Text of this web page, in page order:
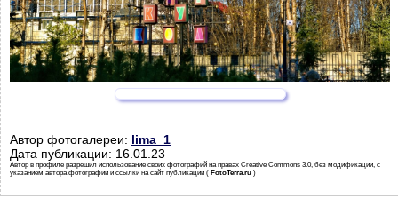
Автор фотогалереи: lima_1
Дата публикации: 16.01.23
Автор в профиле разрешил использование своих фотографий на правах Creative Commons 3.0, без модификации, с
указанием автора фотографии и ссылки на сайт публикации ( FotoTerra.ru )